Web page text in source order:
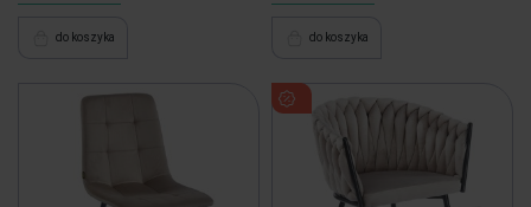
do koszyka do koszyka